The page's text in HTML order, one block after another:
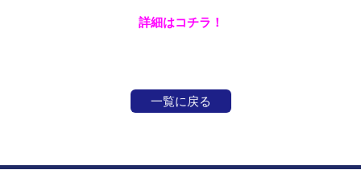
詳細はコチラ！
一覧に戻る